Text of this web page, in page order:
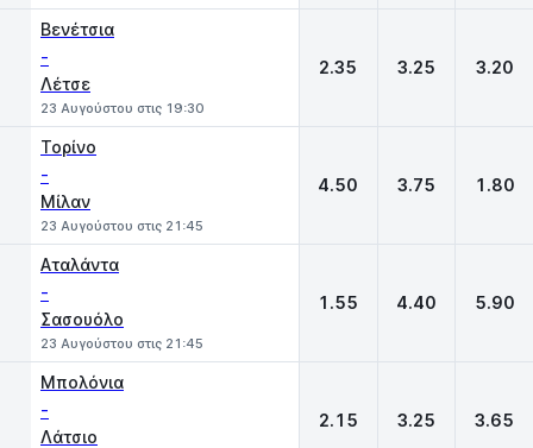
Βενέτσια
-
Λέτσε
23 Αυγούστου στις 19:30
2.35 3.25 3.20
Τορίνο
-
Μίλαν
23 Αυγούστου στις 21:45
4.50 3.75 1.80
Αταλάντα
-
Σασουόλο
23 Αυγούστου στις 21:45
1.55 4.40 5.90
Μπολόνια
-
Λάτσιο
2.15 3.25 3.65